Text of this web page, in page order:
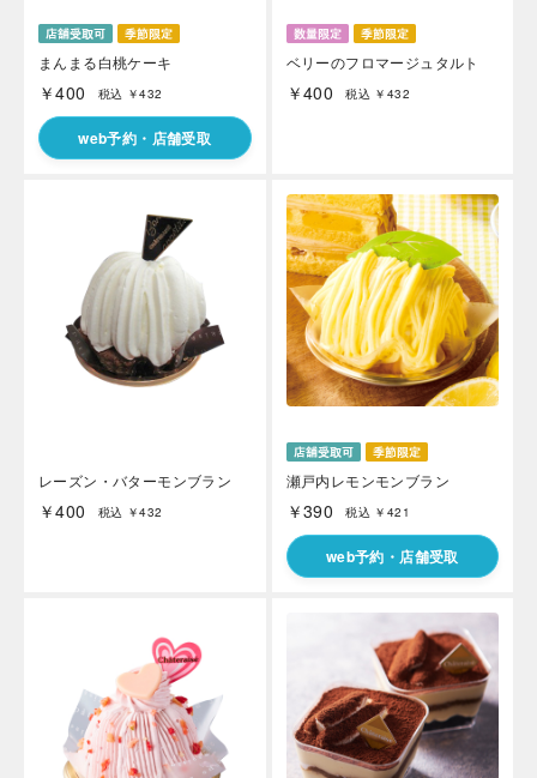
まんまる白桃ケーキ
￥400 税込 ￥432
web予約・店舗受取
ベリーのフロマージュタルト
￥400 税込 ￥432
レーズン・バターモンブラン
￥400 税込 ￥432
瀬戸内レモンモンブラン
￥390 税込 ￥421
web予約・店舗受取